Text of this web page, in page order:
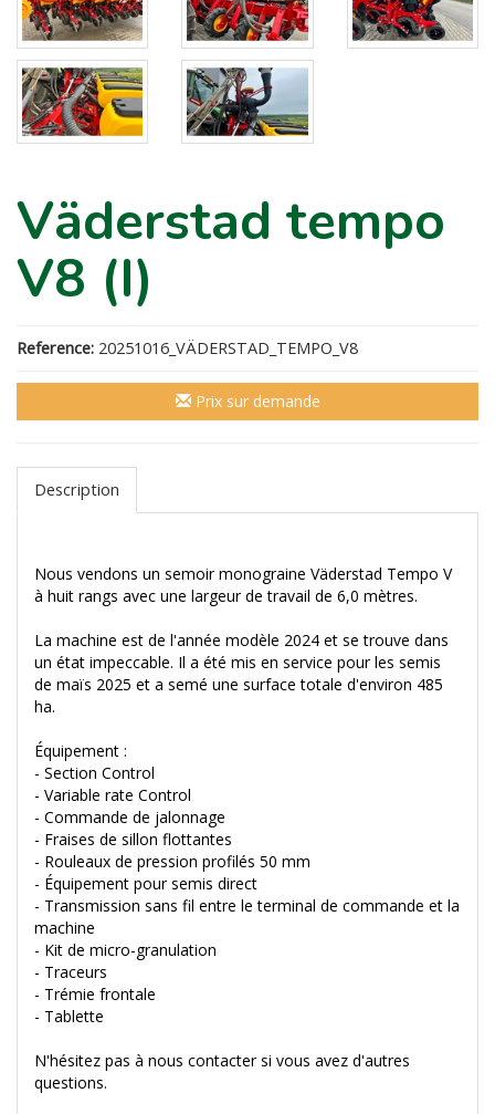
Väderstad tempo
V8 (I)
Reference: 20251016_VÄDERSTAD_TEMPO_V8
Prix sur demande
Description
Nous vendons un semoir monograine Väderstad Tempo V
à huit rangs avec une largeur de travail de 6,0 mètres.
La machine est de l'année modèle 2024 et se trouve dans
un état impeccable. Il a été mis en service pour les semis
de maïs 2025 et a semé une surface totale d'environ 485
ha.
Équipement :
- Section Control
- Variable rate Control
- Commande de jalonnage
- Fraises de sillon flottantes
- Rouleaux de pression profilés 50 mm
- Équipement pour semis direct
- Transmission sans fil entre le terminal de commande et la
machine
- Kit de micro-granulation
- Traceurs
- Trémie frontale
- Tablette
N'hésitez pas à nous contacter si vous avez d'autres
questions.